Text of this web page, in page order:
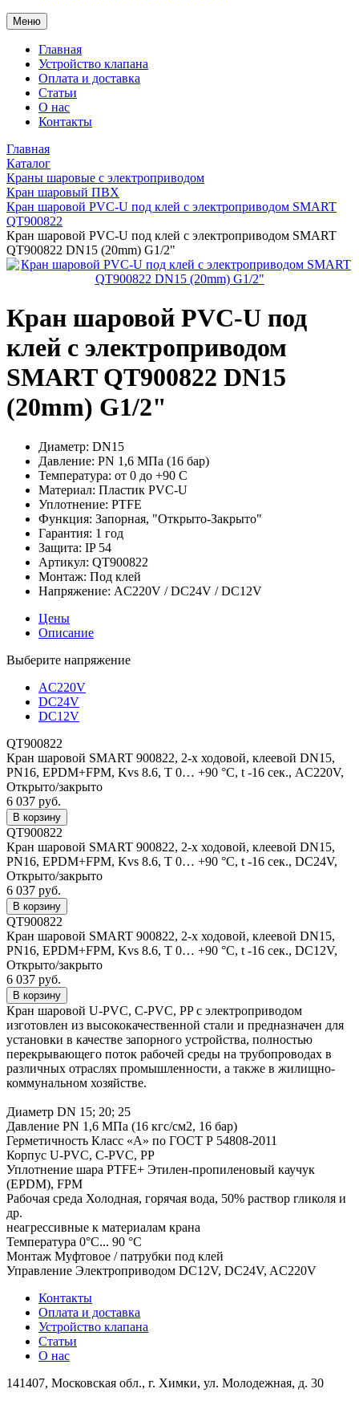
Меню
Главная
Устройство клапана
Оплата и доставка
Статьи
О нас
Контакты
Главная
Каталог
Краны шаровые с электроприводом
Кран шаровый ПВХ
Кран шаровой PVC-U под клей с электроприводом SMART
QT900822
Кран шаровой PVC-U под клей с электроприводом SMART
QT900822 DN15 (20mm) G1/2"
Кран шаровой PVC-U под
клей с электроприводом
SMART QT900822 DN15
(20mm) G1/2"
Диаметр: DN15
Давление: PN 1,6 МПа (16 бар)
Температура: от 0 до +90 С
Материал: Пластик PVC-U
Уплотнение: PTFE
Функция: Запорная, "Открыто-Закрыто"
Гарантия: 1 год
Защита: IP 54
Артикул: QT900822
Монтаж: Под клей
Напряжение: AC220V / DC24V / DC12V
Цены
Описание
Выберите напряжение
AC220V
DC24V
DC12V
QT900822
Кран шаровой SMART 900822, 2-х ходовой, клеевой DN15,
PN16, EPDM+FPM, Kvs 8.6, T 0… +90 °С, t -16 сек., AC220V,
Открыто/закрыто
6 037 руб.
QT900822
Кран шаровой SMART 900822, 2-х ходовой, клеевой DN15,
PN16, EPDM+FPM, Kvs 8.6, T 0… +90 °С, t -16 сек., DC24V,
Открыто/закрыто
6 037 руб.
QT900822
Кран шаровой SMART 900822, 2-х ходовой, клеевой DN15,
PN16, EPDM+FPM, Kvs 8.6, T 0… +90 °С, t -16 сек., DC12V,
Открыто/закрыто
6 037 руб.
Кран шаровой U-PVC, C-PVC, PP с электроприводом
изготовлен из высококачественной стали и предназначен для
установки в качестве запорного устройства, полностью
перекрывающего поток рабочей среды на трубопроводах в
различных отраслях промышленности, а также в жилищно-
коммунальном хозяйстве.
Диаметр DN 15; 20; 25
Давление PN 1,6 МПа (16 кгс/см2, 16 бар)
Герметичность Класс «А» по ГОСТ Р 54808-2011
Корпус U-PVC, C-PVC, PP
Уплотнение шара PTFE+ Этилен-пропиленовый каучук
(EPDM), FPM
Рабочая среда Холодная, горячая вода, 50% раствор гликоля и
др.
неагрессивные к материалам крана
Температура 0°C... 90 °C
Монтаж Муфтовое / патрубки под клей
Управление Электроприводом DC12V, DC24V, AC220V
Контакты
Оплата и доставка
Устройство клапана
Статьи
О нас
141407, Московская обл., г. Химки, ул. Молодежная, д. 30